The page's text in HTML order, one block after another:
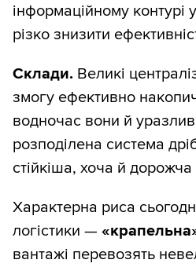
інформаційному контурі
різко знизити
Склади. Великі
змогу ефективно
водночас вони й
розподілена система
стійкіша, хоча й дорожча
Характерна риса
логістики —
вантажі перевозять